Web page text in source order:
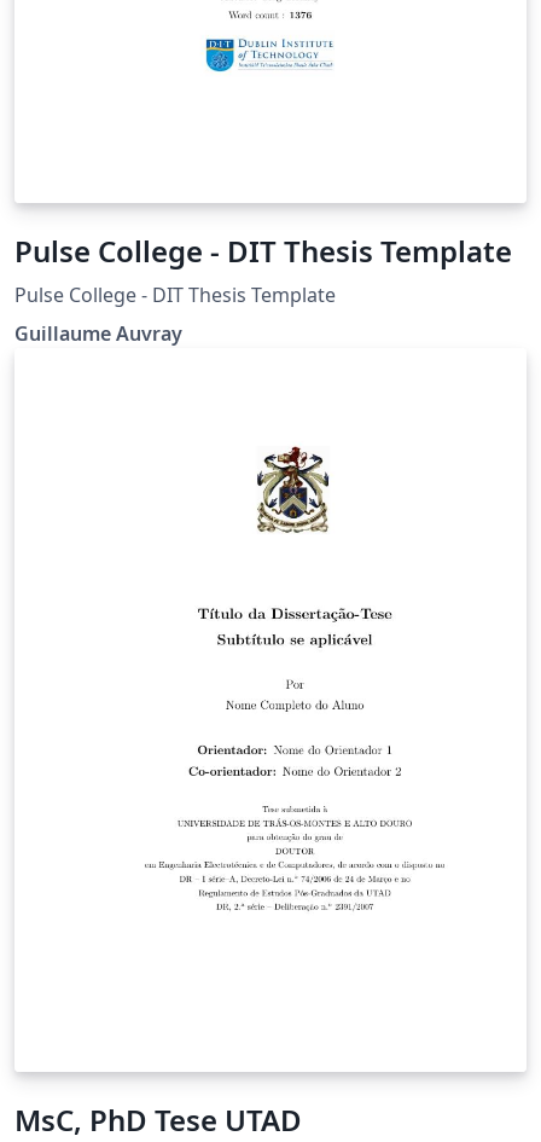
Pulse College - DIT Thesis Template
Pulse College - DIT Thesis Template
Guillaume Auvray
MsC, PhD Tese UTAD